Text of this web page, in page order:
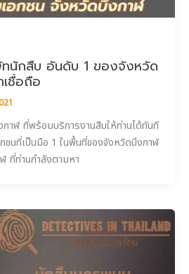
นักสืบ อันดับ 1 ของจังหวัด
ชื่อถือ
าฬ ที่พร้อมบริการงานสืบให้ท่านได้ทันที
ชนที่เป็นมือ 1 ในพื้นที่ของจังหวัดบึงกาฬ
ที่ท่านกำลังตามหา